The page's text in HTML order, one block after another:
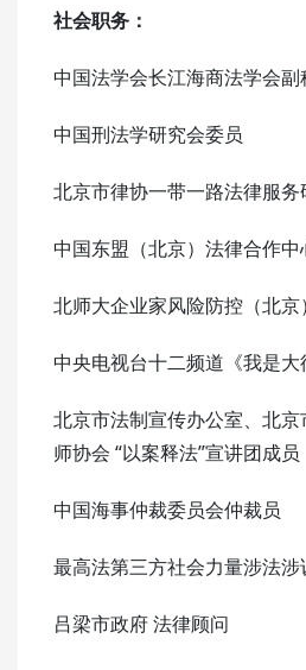
社会职务：
中国法学会长江海商法学会副
中国刑法学研究会委员
北京市律协一带一路法律服务
中国东盟（北京）法律合作中
北师大企业家风险防控（北京
中央电视台十二频道《我是
北京市法制宣传办公室、北
师协会 “以案释法”宣讲团成员
中国海事仲裁委员会仲裁员
最高法第三方社会力量涉法
吕梁市政府 法律顾问